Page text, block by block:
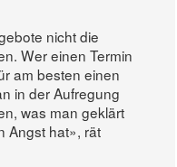
nicht die
Wer einen Termin
am besten einen
in der Aufregung
was man geklärt
Angst hat», rät